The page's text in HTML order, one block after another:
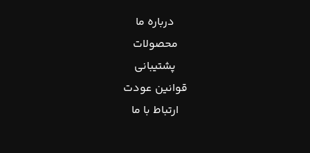
درباره ما
محصولات
پشتیبانی
قوانین عودت
ارتباط با ما